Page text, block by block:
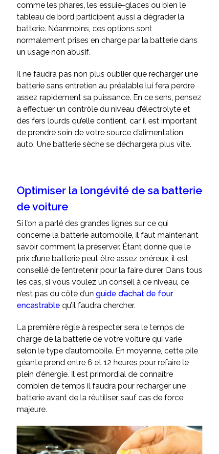
comme les phares, les essuie-glaces ou bien le
tableau de bord participent aussi à dégrader la
batterie. Néanmoins, ces options sont
normalement prises en charge par la batterie dans
un usage non abusif.
Il ne faudra pas non plus oublier que recharger une
batterie sans entretien au préalable lui fera perdre
assez rapidement sa puissance. En ce sens, pensez
à effectuer un contrôle du niveau d’électrolyte et
des fers lourds qu’elle contient, car il est important
de prendre soin de votre source d’alimentation
auto. Une batterie sèche se déchargera plus vite.
Optimiser la longévité de sa batterie
de voiture
Si l’on a parlé des grandes lignes sur ce qui
concerne la batterie automobile, il faut maintenant
savoir comment la préserver. Étant donné que le
prix d’une batterie peut être assez onéreux, il est
conseillé de l’entretenir pour la faire durer. Dans tous
les cas, si vous voulez un conseil à ce niveau, ce
n’est pas du côté d’un guide d’achat de four
encastrable qu’il faudra chercher.
La première règle à respecter sera le temps de
charge de la batterie de votre voiture qui varie
selon le type d’automobile. En moyenne, cette pile
géante prend entre 6 et 12 heures pour refaire le
plein d’énergie. Il est primordial de connaître
combien de temps il faudra pour recharger une
batterie avant de la réutiliser, sauf cas de force
majeure.